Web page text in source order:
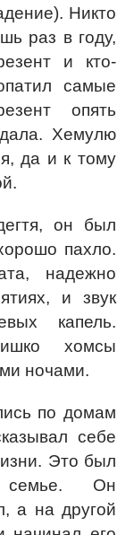
Никто
раз в году,
и кто-
самые
опять
Хемулю
да и к тому
он был
пахло.
надежно
и звук
капель.
хомсы
ночами.
по домам
себе
Это был
семье. Он
а на другой